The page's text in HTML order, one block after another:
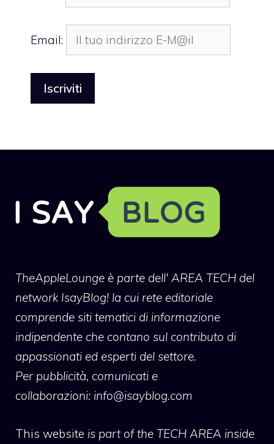
Email:
TheAppleLounge è parte dell' AREA TECH del
network IsayBlog! la cui rete editoriale
comprende siti tematici di informazione
indipendente che contano sul contributo di
appassionati ed esperti del settore.
Per pubblicità, comunicati e
collaborazioni: info@isayblog.com
This website is part of the TECH AREA inside